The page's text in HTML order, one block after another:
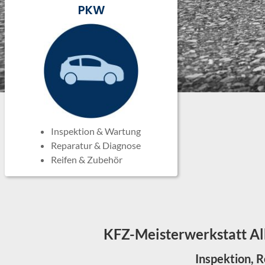
PKW
Inspektion & Wartung
Reparatur & Diagnose
Reifen & Zubehör
KFZ-Meisterwerkstatt
Inspektion,